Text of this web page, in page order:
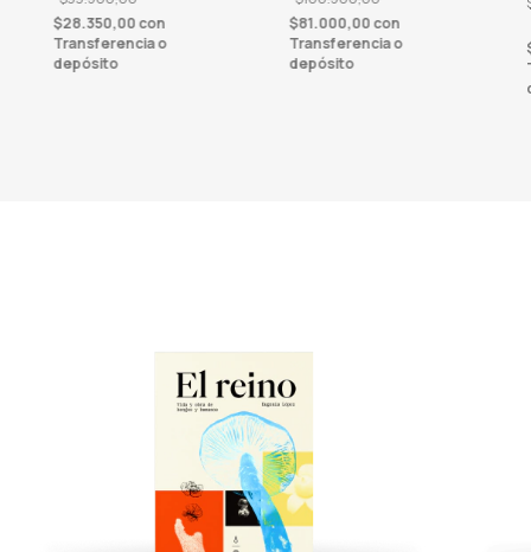
$28.350,00con
Transferencia o
depósito
$81.000,00con
Transferencia o
depósito